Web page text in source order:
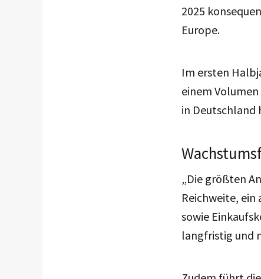
2025
Europe.
Im ersten
einem
in Deutschland
„Die größten
Reichweite,
sowie
langfristig und